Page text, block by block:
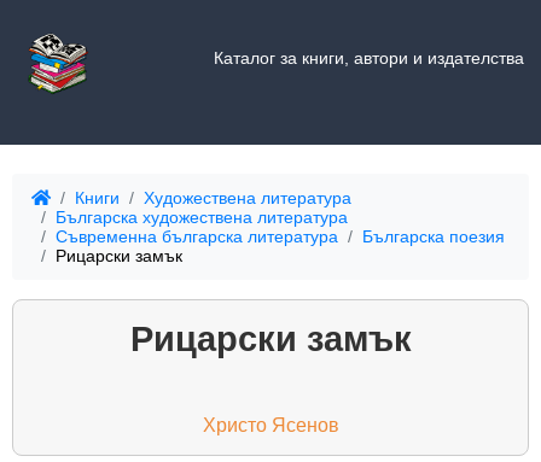
Каталог за книги, автори и издателства
Книги
Художествена литература
Българска художествена литература
Съвременна българска литература
Българска поезия
Рицарски замък
Рицарски замък
Христо Ясенов